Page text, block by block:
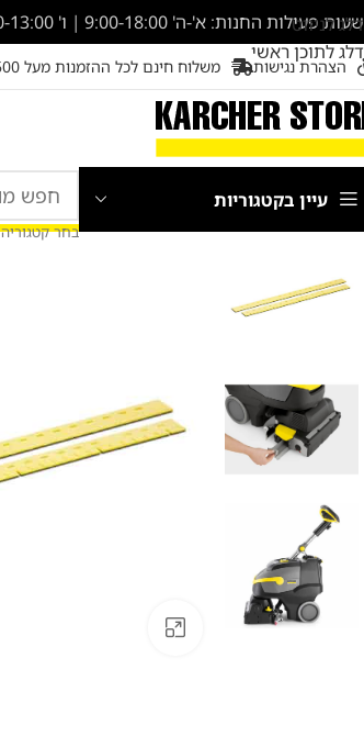
דלג לניווט
דלג לתוכן ראשי
שעות פעילות החנות: א'-ה' 9:00-18:00 | ו' 9:00-13:00
הצהרת נגישות משלוח חינם לכל ההזמנות מעל 500 ₪
עיין בקטגוריות
בחר קטגוריה